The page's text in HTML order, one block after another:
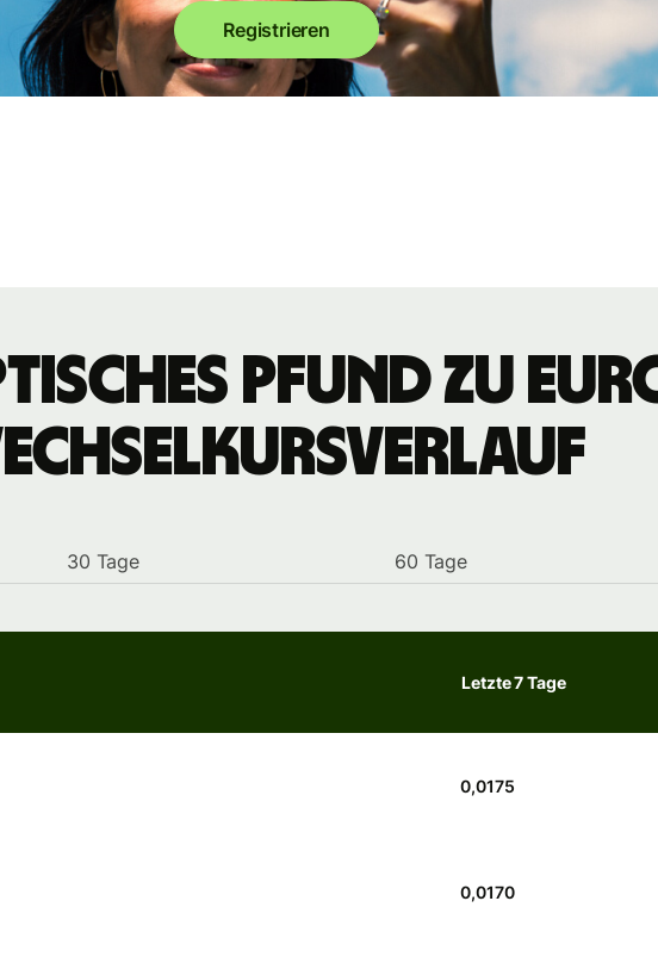
Registrieren
Pfund zu
30 Tage 60 Tage
Letzte 7 Tage
0,0175
0,0170